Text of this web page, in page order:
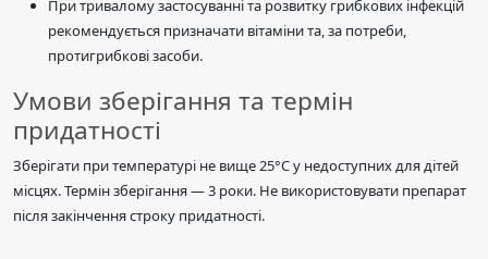
При тривалому застосуванні та розвитку грибкових інфекцій
рекомендується призначати вітаміни та, за потреби,
протигрибкові засоби.
Умови зберігання та термін
придатності
Зберігати при температурі не вище 25°C у недоступних для дітей
місцях. Термін зберігання — 3 роки. Не використовувати препарат
після закінчення строку придатності.